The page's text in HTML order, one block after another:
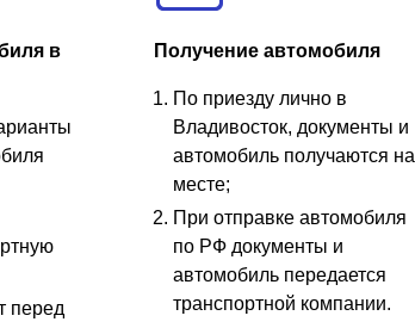
в
перед
Получение автомобиля
По приезду лично в
Владивосток, документы и
автомобиль получаются на
месте;
При отправке автомобиля
по РФ документы и
автомобиль передается
транспортной компании.